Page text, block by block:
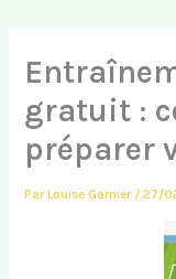
gratuit :
préparer
ParLouise Garnier /27/